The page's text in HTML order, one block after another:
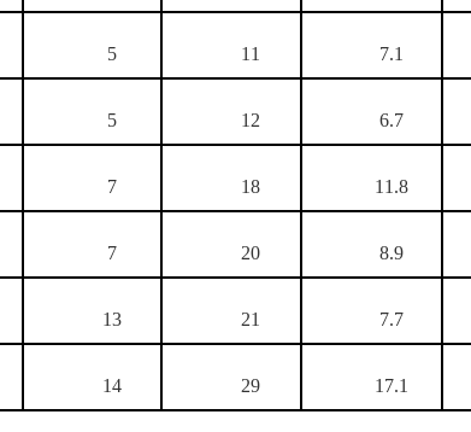
5 11 7.1
5 12 6.7
7 18 11.8
7 20 8.9
13 21 7.7
14 29 17.1